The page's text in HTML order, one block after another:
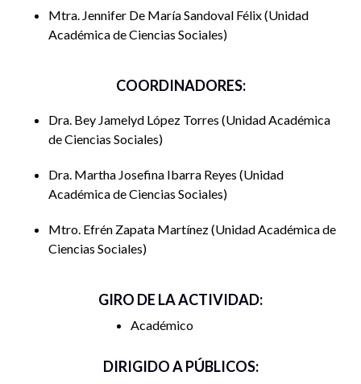
Mtra. Jennifer De María Sandoval Félix Unidad
Académica de Ciencias Sociales
COORDINADORES:
Dra. Bey Jamelyd López Torres Unidad Académica
de Ciencias Sociales
Dra. Martha Josefina Ibarra Reyes Unidad
Académica de Ciencias Sociales
Mtro. Efrén Zapata Martínez Unidad Académica de
Ciencias Sociales
GIRO DE LA ACTIVIDAD:
Académico
DIRIGIDO A PÚBLICOS: